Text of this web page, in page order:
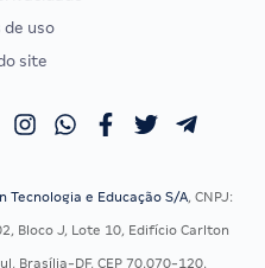
EXAME DE ORDEM
Calendário OAB
de uso
site
Tecnologia e Educação S/A, CNPJ:
Bloco J, Lote 10, Edifício Carlton
Brasília-DF, CEP 70.070-120.